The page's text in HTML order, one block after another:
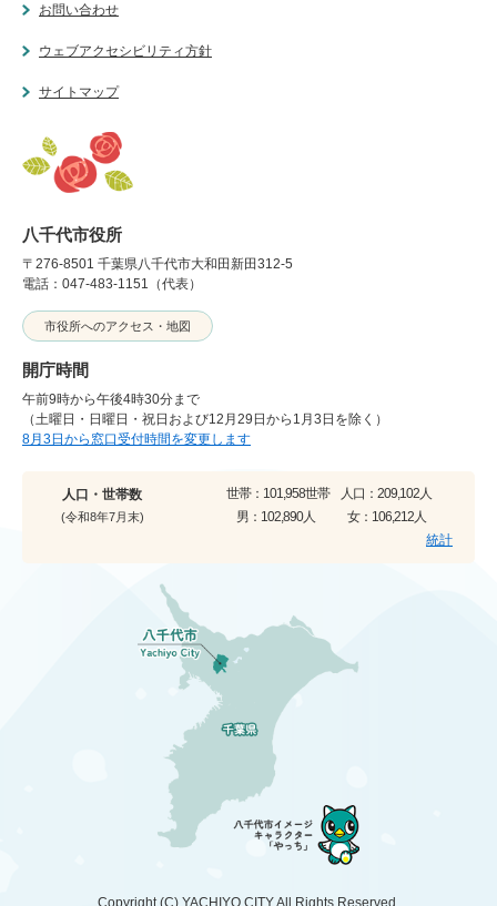
お問い合わせ
ウェブアクセシビリティ方針
サイトマップ
八千代市役所
〒276-8501 千葉県八千代市大和田新田312-5
電話：047-483-1151（代表）
市役所へのアクセス・地図
開庁時間
午前9時から午後4時30分まで
（土曜日・日曜日・祝日および12月29日から1月3日を除く）
8月3日から窓口受付時間を変更します
人口・世帯数
(令和8年7月末)
世帯： 101,958世帯 人口： 209,102人
男： 102,890人 女： 106,212人
統計
Copyright (C) YACHIYO CITYAll Rights Reserved.